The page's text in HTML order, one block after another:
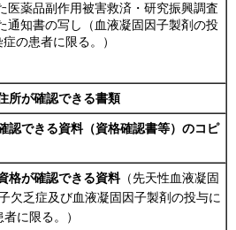
医薬品副作用被害救済・研究振興調査
通知書の写し（血液凝固因子製剤の投
の患者に限る。）
所が確認できる書類
認できる資料（資格確認書等）のコピ
格が確認できる資料（先天性血液凝固
欠乏症及び血液凝固因子製剤の投与に
に限る。）